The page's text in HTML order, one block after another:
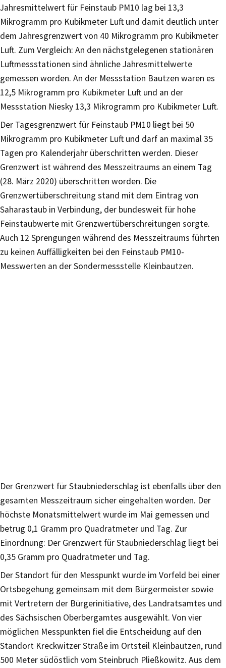
Jahresmittelwert für Feinstaub PM10 lag bei 13,3
Mikrogramm pro Kubikmeter Luft und damit deutlich unter
dem Jahresgrenzwert von 40 Mikrogramm pro Kubikmeter
Luft. Zum Vergleich: An den nächstgelegenen stationären
Luftmessstationen sind ähnliche Jahresmittelwerte
gemessen worden. An der Messstation Bautzen waren es
12,5 Mikrogramm pro Kubikmeter Luft und an der
Messstation Niesky 13,3 Mikrogramm pro Kubikmeter Luft.
Der Tagesgrenzwert für Feinstaub PM10 liegt bei 50
Mikrogramm pro Kubikmeter Luft und darf an maximal 35
Tagen pro Kalenderjahr überschritten werden. Dieser
Grenzwert ist während des Messzeitraums an einem Tag
(28. März 2020) überschritten worden. Die
Grenzwertüberschreitung stand mit dem Eintrag von
Saharastaub in Verbindung, der bundesweit für hohe
Feinstaubwerte mit Grenzwertüberschreitungen sorgte.
Auch 12 Sprengungen während des Messzeitraums führten
zu keinen Auffälligkeiten bei den Feinstaub PM10-
Messwerten an der Sondermessstelle Kleinbautzen.
Der Grenzwert für Staubniederschlag ist ebenfalls über den
gesamten Messzeitraum sicher eingehalten worden. Der
höchste Monatsmittelwert wurde im Mai gemessen und
betrug 0,1 Gramm pro Quadratmeter und Tag. Zur
Einordnung: Der Grenzwert für Staubniederschlag liegt bei
0,35 Gramm pro Quadratmeter und Tag.
Der Standort für den Messpunkt wurde im Vorfeld bei einer
Ortsbegehung gemeinsam mit dem Bürgermeister sowie
mit Vertretern der Bürgerinitiative, des Landratsamtes und
des Sächsischen Oberbergamtes ausgewählt. Von vier
möglichen Messpunkten fiel die Entscheidung auf den
Standort Kreckwitzer Straße im Ortsteil Kleinbautzen, rund
500 Meter südöstlich vom Steinbruch Pließkowitz. Aus dem